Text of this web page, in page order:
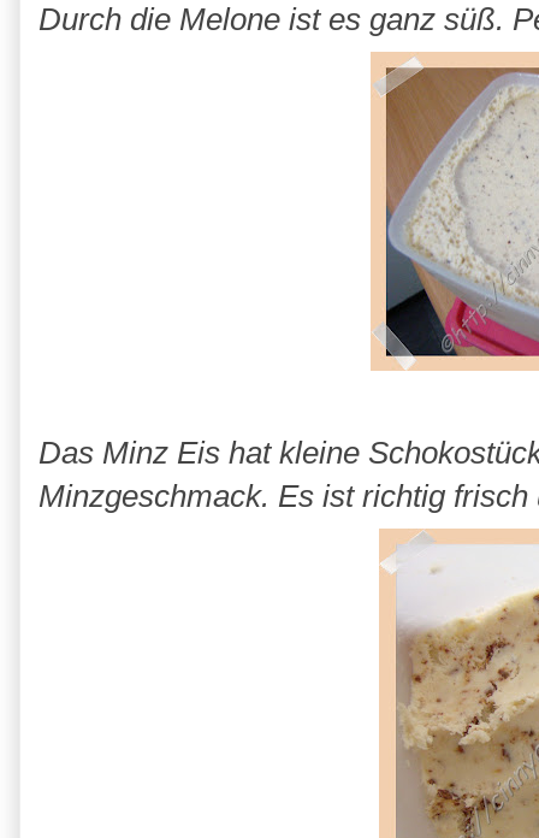
Durch die Melone ist es ganz süß.
Das Minz Eis hat kleine
Minzgeschmack. Es ist richtig